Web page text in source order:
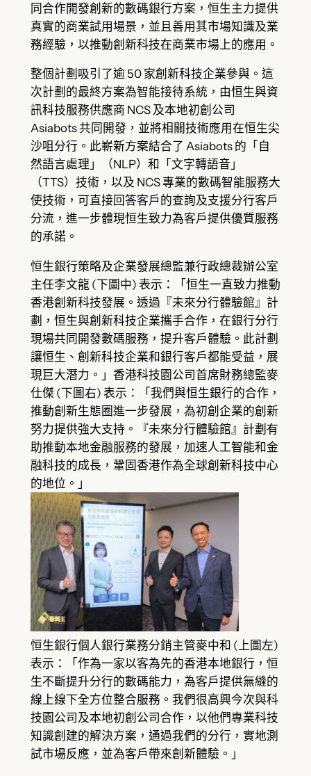
同合作開發創新的數碼銀行方案，恒生主力提供
真實的商業試用場景，並且善用其市場知識及業
務經驗，以推動創新科技在商業市場上的應用。
整個計劃吸引了逾 50 家創新科技企業參與。這
次計劃的最終方案為智能接待系統，由恒生與資
訊科技服務供應商 NCS 及本地初創公司
Asiabots 共同開發，並將相關技術應用在恒生尖
沙咀分行。此嶄新方案結合了 Asiabots 的「自
然語言處理」（NLP）和「文字轉語音」
（TTS）技術，以及 NCS 專業的數碼智能服務大
使技術，可直接回答客戶的查詢及支援分行客戶
分流，進一步體現恒生致力為客戶提供優質服務
的承諾。
恒生銀行策略及企業發展總監兼行政總裁辦公室
主任李文龍 (下圖中) 表示：「恒生一直致力推動
香港創新科技發展。透過『未來分行體驗館』計
劃，恒生與創新科技企業攜手合作，在銀行分行
現場共同開發數碼服務，提升客戶體驗。此計劃
讓恒生、創新科技企業和銀行客戶都能受益，展
現巨大潛力。」香港科技園公司首席財務總監麥
仕傑 (下圖右) 表示：「我們與恒生銀行的合作，
推動創新生態圈進一步發展，為初創企業的創新
努力提供強大支持。『未來分行體驗館』計劃有
助推動本地金融服務的發展，加速人工智能和金
融科技的成長，鞏固香港作為全球創新科技中心
的地位。」
恒生銀行個人銀行業務分銷主管麥中和 (上圖左)
表示：「作為一家以客為先的香港本地銀行，恒
生不斷提升分行的數碼能力，為客戶提供無縫的
線上線下全方位整合服務。我們很高興今次與科
技園公司及本地初創公司合作，以他們專業科技
知識創建的解決方案，通過我們的分行，實地測
試市場反應，並為客戶帶來創新體驗。」